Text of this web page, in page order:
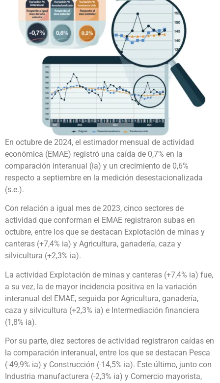
En octubre de 2024, el estimador mensual de actividad
económica (EMAE) registró una caída de 0,7% en la
comparación interanual (ia) y un crecimiento de 0,6%
respecto a septiembre en la medición desestacionalizada
(s.e.).
Con relación a igual mes de 2023, cinco sectores de
actividad que conforman el EMAE registraron subas en
octubre, entre los que se destacan Explotación de minas y
canteras (+7,4% ia) y Agricultura, ganadería, caza y
silvicultura (+2,3% ia).
La actividad Explotación de minas y canteras (+7,4% ia) fue,
a su vez, la de mayor incidencia positiva en la variación
interanual del EMAE, seguida por Agricultura, ganadería,
caza y silvicultura (+2,3% ia) e Intermediación financiera
(1,8% ia).
Por su parte, diez sectores de actividad registraron caídas en
la comparación interanual, entre los que se destacan Pesca
(-49,9% ia) y Construcción (-14,5% ia). Este último, junto con
Industria manufacturera (-2,3% ia) y Comercio mayorista,